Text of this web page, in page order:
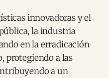
innovadoras y el
la industria
en la erradicación
protegiendo a las
a un